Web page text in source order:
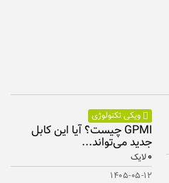
ویکی تکنولوژی
GPMI چیست؟ آیا این کابل
جدید می‌تواند...
۰لایک
۱۴۰۵-۰۵-۱۲